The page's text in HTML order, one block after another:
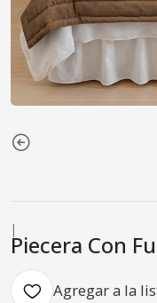
|
Piecera Con
Agregar a la